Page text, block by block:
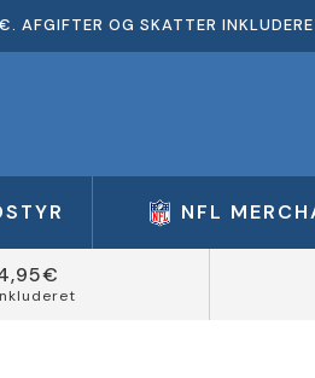
AFGIFTER OG SKATTER
NFL